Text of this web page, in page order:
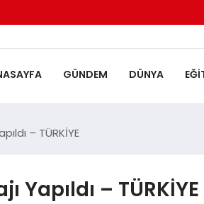
GÜNDEM DÜNYA
– TÜRKİYE
Yapıldı – TÜRKİYE